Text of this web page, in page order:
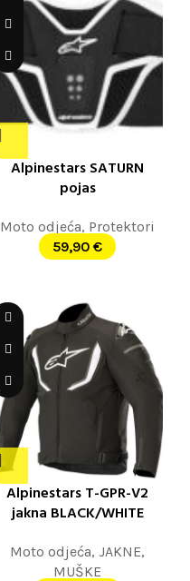
Alpinestars SATURN
pojas
Moto odjeća, Protektori
59,90 €
Alpinestars T-GPR-V2
jakna BLACK/WHITE
Moto odjeća, JAKNE,
MUŠKE